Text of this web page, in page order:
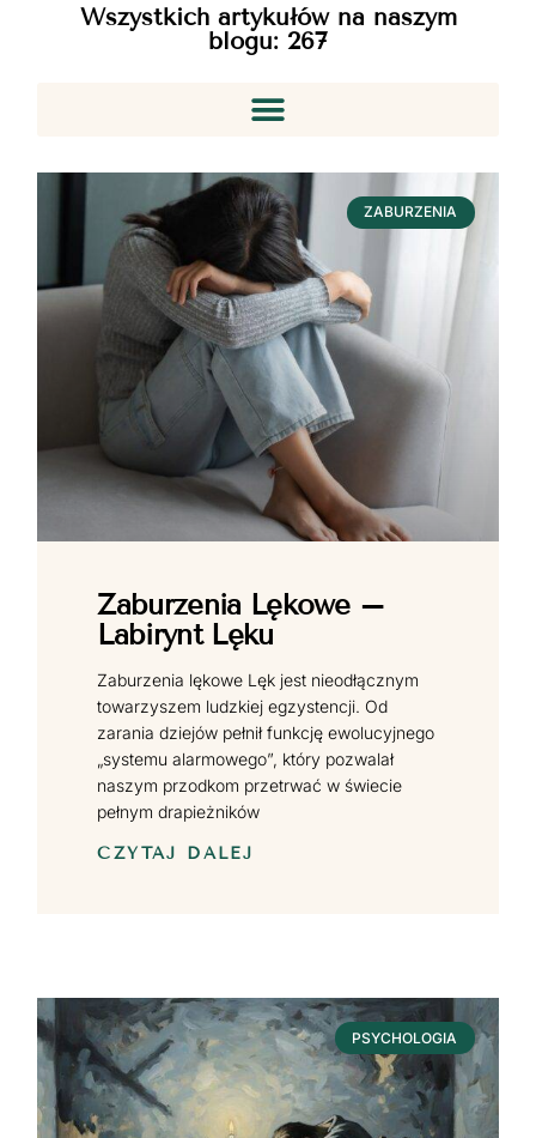
Wszystkich artykułów na naszym
blogu: 267
ZABURZENIA
Zaburzenia Lękowe –
Labirynt Lęku
Zaburzenia lękowe Lęk jest nieodłącznym
towarzyszem ludzkiej egzystencji. Od
zarania dziejów pełnił funkcję ewolucyjnego
„systemu alarmowego”, który pozwalał
naszym przodkom przetrwać w świecie
pełnym drapieżników
CZYTAJ DALEJ
PSYCHOLOGIA